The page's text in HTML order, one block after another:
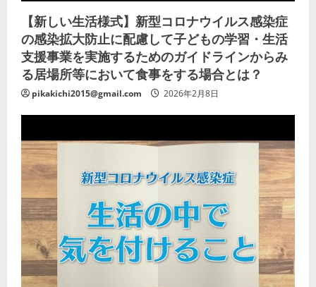
【新しい生活様式】新型コロナウイルス感染症
の感染拡大防止に配慮して子どもの学習・生活
支援事業を実施するためのガイドラインからみ
る居場所等において食事をする場合とは？
pikakichi2015@gmail.com 2026年2月8日